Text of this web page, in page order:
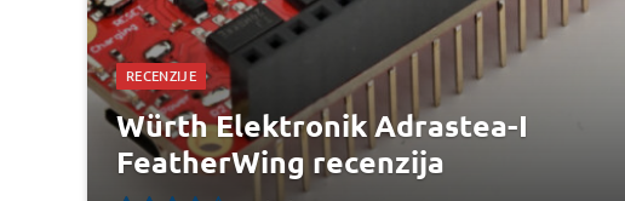
RECENZIJE
Würth Elektronik Adrastea-I
FeatherWing recenzija